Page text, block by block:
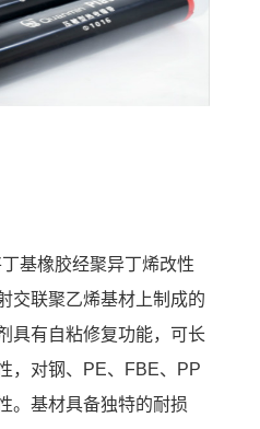
基橡胶经聚异丁烯改性
交联聚乙烯基材上制成的
具有自粘修复功能，可长
，对钢、 PE、FBE、PP
。基材具备独特的耐损